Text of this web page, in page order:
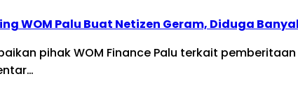
WOM Palu Buat Netizen Geram, Diduga
pihak WOM Finance Palu terkait